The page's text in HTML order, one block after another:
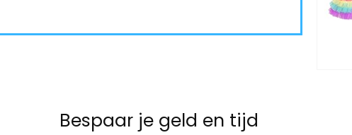
Bespaar je geld en tijd